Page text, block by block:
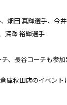
畑田 真輝選手、今井
裕輝選手
コーチも参加致
秋田店のイベント